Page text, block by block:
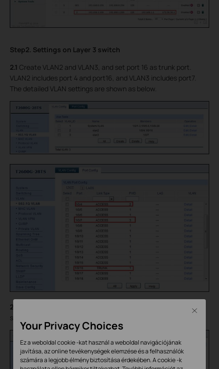
Step2. Settings on Layer 3 switch
2.1 Create VLAN2 and VLAN3, and set port 16 as trunk port.
VLAN2 includes port 4 and port16, and VLAN3 includes port7.
The detailed VLAN settings are shown as below.
2.2
shown as below.
Your Privacy Choices
Ez a weboldal cookie -kat használ a weboldal navigációjának
javítása, az online tevékenységek elemzése és a felhasználók
számára a legjobb élmény biztosítása érdekében. A cookie -k
Close